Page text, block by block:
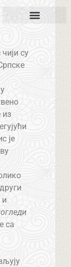
су
из
је
и
са